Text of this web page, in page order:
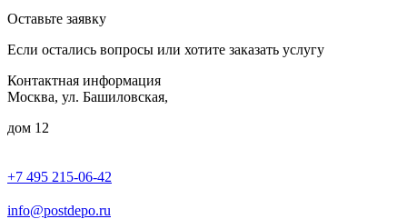
Оставьте заявку
Если остались вопросы или хотите заказать услугу
Контактная информация
Москва, ул. Башиловская,
дом 12
+7 495 215-06-42
info@postdepo.ru